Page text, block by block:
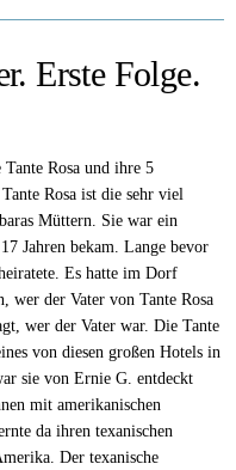
Erste Folge.
Rosa und ihre 5
Rosa ist die sehr viel
Müttern. Sie war ein
Jahren bekam. Lange bevor
Es hatte im Dorf
wer der Vater von Tante Rosa
wer der Vater war. Die Tante
von diesen großen Hotels in
sie von Ernie G. entdeckt
mit amerikanischen
da ihren texanischen
Der texanische